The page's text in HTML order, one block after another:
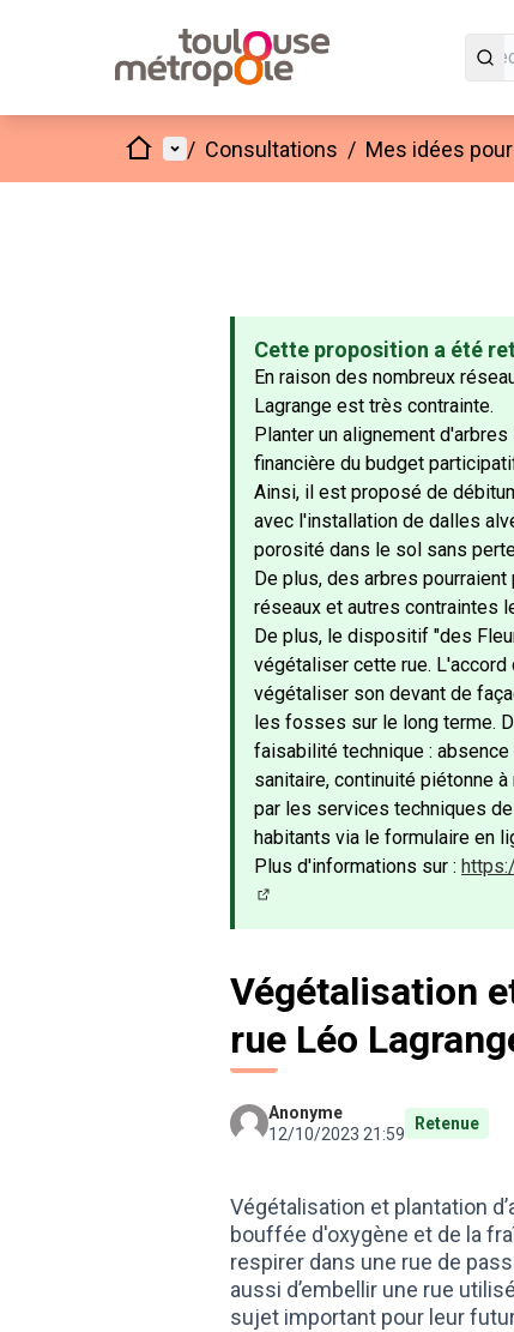
AccueilMenu principal
/ Consultations / Mes idées
Cette proposition a été
En raison des nombreux
Lagrange est très contrainte.
Planter un alignement
financière du budget
Ainsi, il est proposé de
avec l'installation de dalles
porosité dans le sol sans
De plus, des arbres
réseaux et autres contraintes
De plus, le dispositif "des
végétaliser cette rue.
végétaliser son devant de
les fosses sur le long terme.
faisabilité technique :
sanitaire, continuité piétonne
par les services techniques
habitants via le formulaire en
Plus d'informations sur :
Végétalisation
rue Léo
Anonyme
12/10/2023 21:59
Retenue
Végétalisation et plantation
bouffée d'oxygène et de la
respirer dans une rue de
aussi d’embellir une rue
sujet important pour leur